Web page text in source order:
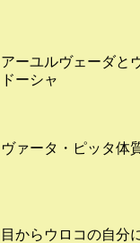
アーユルヴェーダと
ドーシャ
ヴァータ・ピッタ体
目からウロコの自分